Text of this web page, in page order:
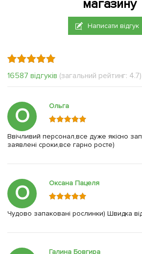
магазину
Написати відгук
16587 відгуків (загальний рейтинг: 4.7)
О Ольга
Ввічливий персонал,все дуже якісно
заявлені сроки,все гарно росте)
О Оксана Пацеля
Чудово запаковані рослинки) Швидка
Галина Бовгира